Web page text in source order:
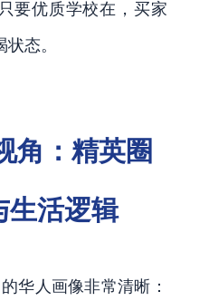
要优质学校在，买家
态。
角：精英圈
生活逻辑
华人画像非常清晰：